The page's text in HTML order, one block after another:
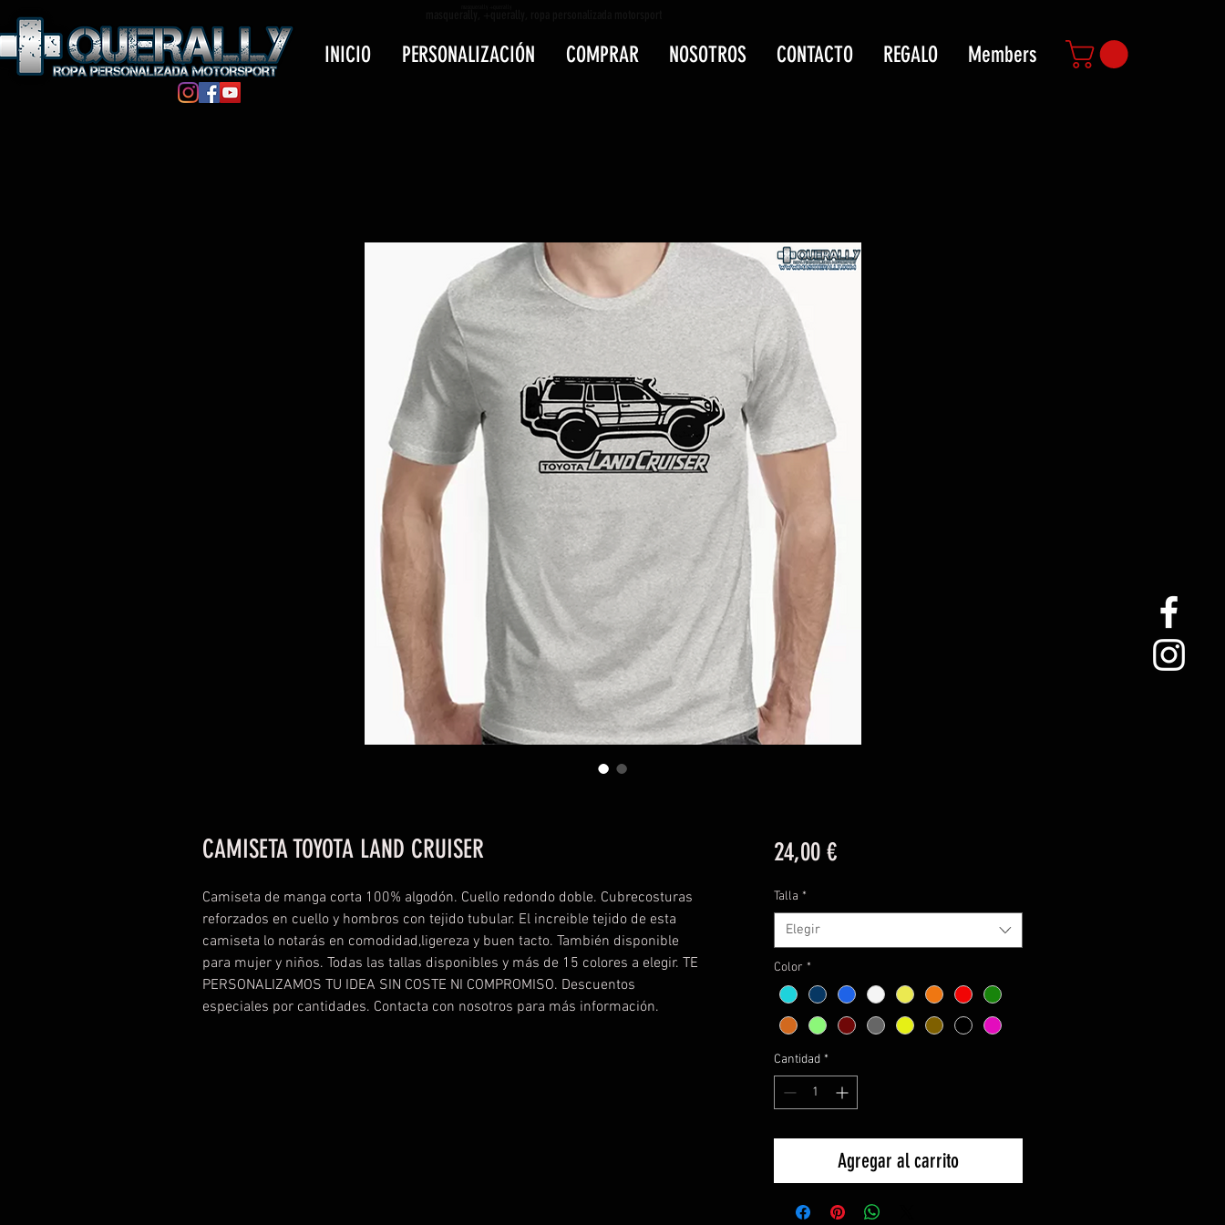
INICIO PERSONALIZACIÓN COMPRAR NOSOTROS CONTACTO REGALO Members
CAMISETA TOYOTA LAND CRUISER
Camiseta de manga corta 100% algodón. Cuello redondo doble. Cubrecosturas
reforzados en cuello y hombros con tejido tubular. El increible tejido de esta
camiseta lo notarás en comodidad,ligereza y buen tacto. También disponible
para mujer y niños. Todas las tallas disponibles y más de 15 colores a elegir. TE
PERSONALIZAMOS TU IDEA SIN COSTE NI COMPROMISO. Descuentos
especiales por cantidades. Contacta con nosotros para más información.
24,00 €Precio
Talla *
Elegir
Color *
Cantidad *
Agregar al carrito